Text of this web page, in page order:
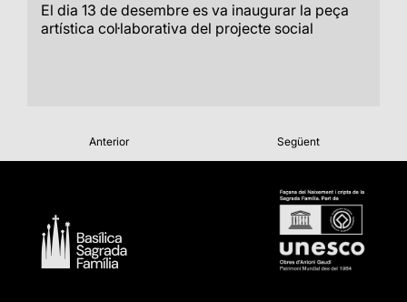
El dia 13 de desembre es va inaugurar la peça
artística col·laborativa del projecte social
Anterior Següent